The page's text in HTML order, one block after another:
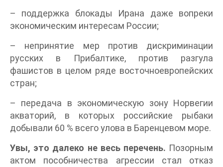
– поддержка блокады Ирана даже вопреки
экономическим интересам России;
– непринятие мер против дискриминации
русских в Прибалтике, против разгула
фашистов в целом ряде восточноевропейских
стран;
– передача в экономическую зону Норвегии
акваторий, в которых российские рыбаки
добывали 60 % всего улова в Баренцевом море.
Увы, это далеко не весь перечень. Позорным
актом пособничества агрессии стал отказ